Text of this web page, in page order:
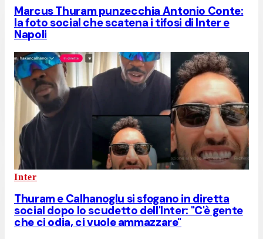
Marcus Thuram punzecchia Antonio Conte:
la foto social che scatena i tifosi di Inter e
Napoli
Inter
Thuram e Calhanoglu si sfogano in diretta
social dopo lo scudetto dell'Inter: "C'è gente
che ci odia, ci vuole ammazzare"